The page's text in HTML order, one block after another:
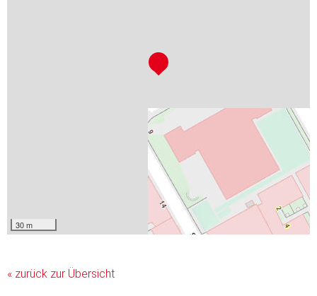
30 m
« zurück zur Übersicht